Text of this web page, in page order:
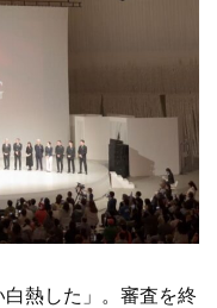
白熱した」。審査を終